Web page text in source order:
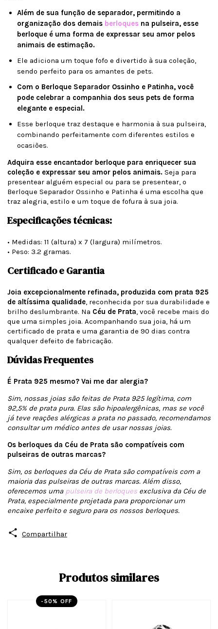
Além de sua função de separador, permitindo a
organização dos demais berloques na pulseira, esse
berloque é uma forma de expressar seu amor pelos
animais de estimação.
Ele adiciona um toque fofo e divertido à sua coleção,
sendo perfeito para os amantes de pets.
Com o Berloque Separador Ossinho e Patinha, você
pode celebrar a companhia dos seus pets de forma
elegante e especial.
Esse berloque traz destaque e harmonia à sua pulseira,
combinando perfeitamente com diferentes estilos e
ocasiões.
Adquira esse encantador berloque para enriquecer sua
coleção e expressar seu amor pelos animais. Seja para
presentear alguém especial ou para se presentear, o
Berloque Separador Ossinho e Patinha é uma escolha que
traz alegria, estilo e um toque de fofura à sua joia.
Especificações técnicas:
• Medidas: 11 (altura) x 7 (largura) milímetros.
• Peso: 3.2 gramas.
Certificado e Garantia
Joia excepcionalmente refinada, produzida com prata 925
de altíssima qualidade, reconhecida por sua durabilidade e
brilho deslumbrante. Na Céu de Prata, você recebe mais do
que uma simples joia. Acompanhando sua joia, há um
certificado de prata e uma garantia de 90 dias contra
qualquer defeito de fabricação.
Dúvidas Frequentes
É Prata 925 mesmo? Vai me dar alergia?
Sim, nossas joias são feitas de Prata 925 legítima, com
92,5% de prata pura. Elas são hipoalergênicas, mas se você
já teve reações alérgicas a prata no passado, recomendamos
consultar um médico antes de usar nossas joias.
Os berloques da Céu de Prata são compatíveis com
pulseiras de outras marcas?
Sim, os berloques da Céu de Prata são compatíveis com a
maioria das pulseiras de outras marcas. Além disso,
oferecemos uma pulseira de berloques exclusiva da Céu de
Prata, especialmente projetada para proporcionar um
encaixe perfeito e seguro para os nossos berloques.
Compartilhar
Produtos similares
- 50% OFF